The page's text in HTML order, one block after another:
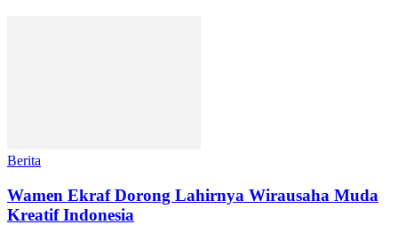
Berita
Wamen Ekraf Dorong Lahirnya Wirausaha Muda
Kreatif Indonesia